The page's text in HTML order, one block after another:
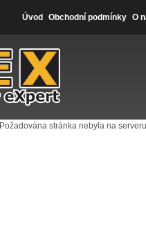
Úvod Obchodní podmínky O
Požadována stránka nebyla na